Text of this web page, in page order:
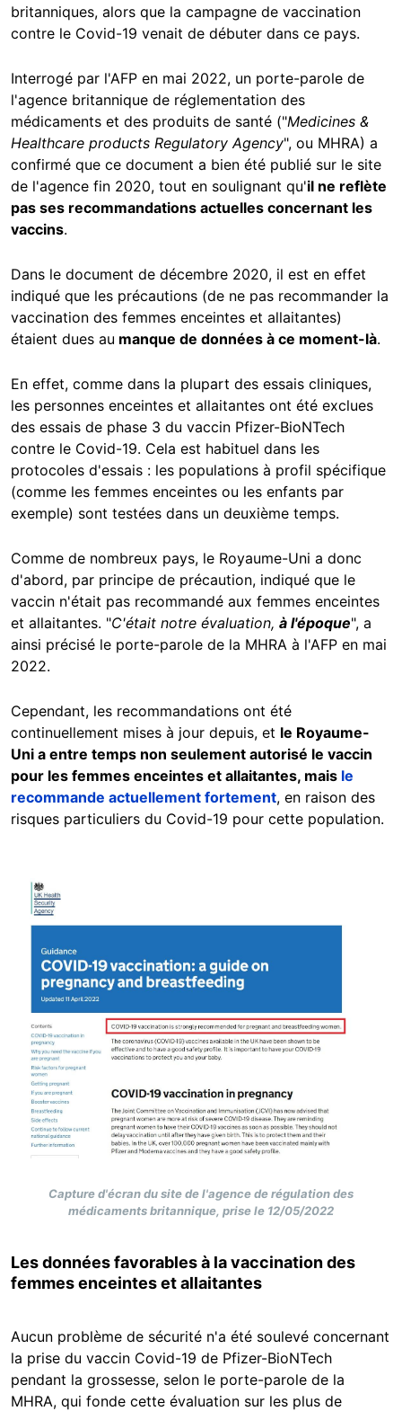
britanniques, alors que la campagne de vaccination
contre le Covid-19 venait de débuter dans ce pays.
Interrogé par l'AFP en mai 2022, un porte-parole de
l'agence britannique de réglementation des
médicaments et des produits de santé ("Medicines &
Healthcare products Regulatory Agency", ou MHRA) a
confirmé que ce document a bien été publié sur le site
de l'agence fin 2020, tout en soulignant qu'il ne reflète
pas ses recommandations actuelles concernant les
vaccins.
Dans le document de décembre 2020, il est en effet
indiqué que les précautions (de ne pas recommander la
vaccination des femmes enceintes et allaitantes)
étaient dues au manque de données à ce moment-là.
En effet, comme dans la plupart des essais cliniques,
les personnes enceintes et allaitantes ont été exclues
des essais de phase 3 du vaccin Pfizer-BioNTech
contre le Covid-19. Cela est habituel dans les
protocoles d'essais : les populations à profil spécifique
(comme les femmes enceintes ou les enfants par
exemple) sont testées dans un deuxième temps.
Comme de nombreux pays, le Royaume-Uni a donc
d'abord, par principe de précaution, indiqué que le
vaccin n'était pas recommandé aux femmes enceintes
et allaitantes. "C'était notre évaluation, à l'époque", a
ainsi précisé le porte-parole de la MHRA à l'AFP en mai
2022.
Cependant, les recommandations ont été
continuellement mises à jour depuis, et le Royaume-
Uni a entre temps non seulement autorisé le vaccin
pour les femmes enceintes et allaitantes, mais le
recommande actuellement fortement, en raison des
risques particuliers du Covid-19 pour cette population.
Image
Capture d'écran du site de l'agence de régulation des
médicaments britannique, prise le 12/05/2022
Les données favorables à la vaccination des
femmes enceintes et allaitantes
Aucun problème de sécurité n'a été soulevé concernant
la prise du vaccin Covid-19 de Pfizer-BioNTech
pendant la grossesse, selon le porte-parole de la
MHRA, qui fonde cette évaluation sur les plus de